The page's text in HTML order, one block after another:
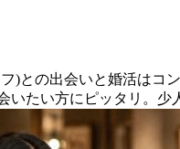
)との出会いと婚活はコ
いたい方にピッタリ。少